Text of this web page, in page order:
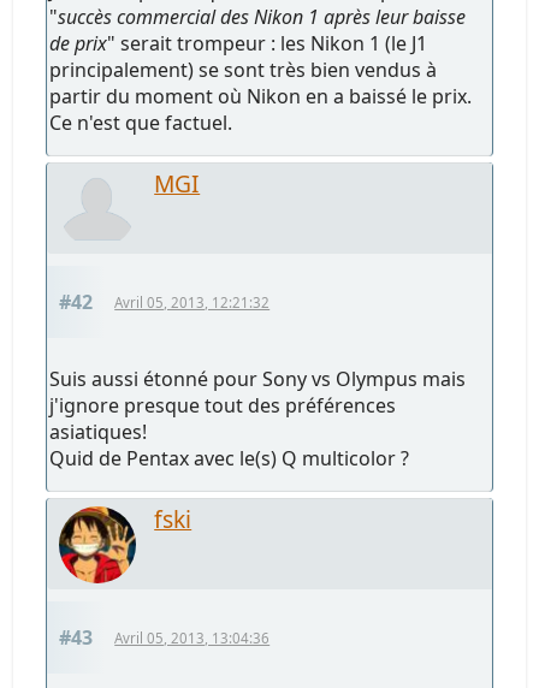
"succès commercial des Nikon 1 après leur baisse
de prix" serait trompeur : les Nikon 1 (le J1
principalement) se sont très bien vendus à
partir du moment où Nikon en a baissé le prix.
Ce n'est que factuel.
MGI
#42 Avril 05, 2013, 12:21:32
Suis aussi étonné pour Sony vs Olympus mais
j'ignore presque tout des préférences
asiatiques!
Quid de Pentax avec le(s) Q multicolor ?
fski
#43 Avril 05, 2013, 13:04:36